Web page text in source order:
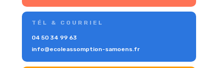
TÉL & COURRIEL
04 50 34 99 63
info@ecoleassomption-samoens.fr